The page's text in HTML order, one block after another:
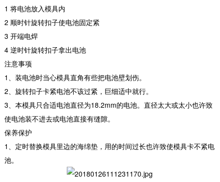
1 将电池放入模具内
2 顺时针旋转扣子使电池固定紧
3 开端电焊
4 逆时针旋转扣子拿出电池
注意事项
1、装电池时当心模具直角有些把电池壁划伤。
2、旋转扣子卡紧电池不该过紧，巨细适中就行。
3、本模具只合适电池直径为18.2mm的电池。直径太大或太小也许致
使电池装不进去或电池直接有缝隙。
保养保护
1、定时替换模具里边的海绵垫，用的时间过长也许致使模具卡不紧电
池。
BT-100V 系列电池老化柜(回馈型)
流恒压充电功能 通过对电池充放电循环，可以
2025-09-19